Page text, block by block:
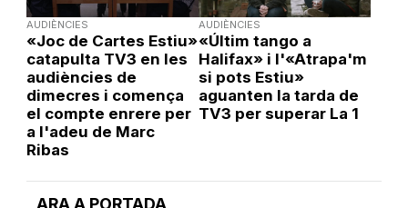
ARA A PORTADA
AUDIÈNCIES
«Joc de Cartes Estiu»
catapulta TV3 en les
audiències de
dimecres i comença
el compte enrere per
a l'adeu de Marc
Ribas
AUDIÈNCIES
«Últim tango a
Halifax» i l'«Atrapa'm
si pots Estiu»
aguanten la tarda de
TV3 per superar La 1